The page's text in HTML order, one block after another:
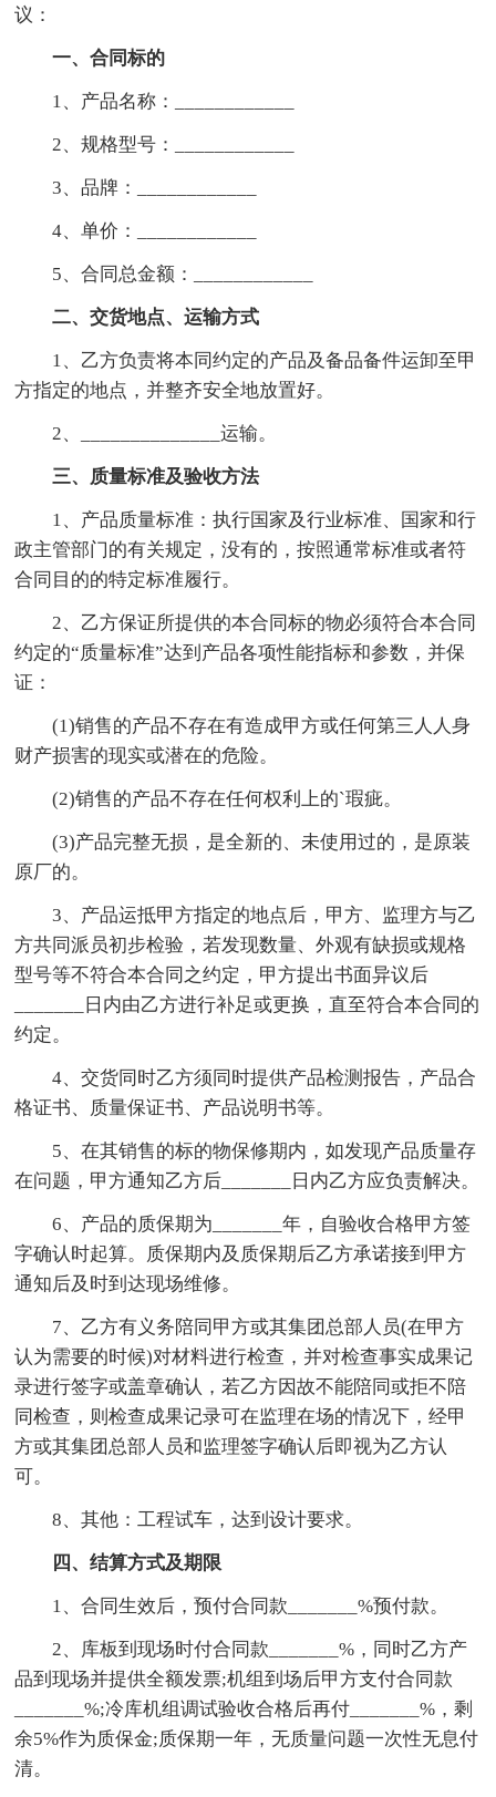
议：
一、合同标的
1、产品名称：____________
2、规格型号：____________
3、品牌：____________
4、单价：____________
5、合同总金额：____________
二、交货地点、运输方式
1、乙方负责将本同约定的产品及备品备件运卸至甲
方指定的地点，并整齐安全地放置好。
2、______________运输。
三、质量标准及验收方法
1、产品质量标准：执行国家及行业标准、国家和行
政主管部门的有关规定，没有的，按照通常标准或者符
合同目的的特定标准履行。
2、乙方保证所提供的本合同标的物必须符合本合同
约定的“质量标准”达到产品各项性能指标和参数，并保
证：
(1)销售的产品不存在有造成甲方或任何第三人人身
财产损害的现实或潜在的危险。
(2)销售的产品不存在任何权利上的`瑕疵。
(3)产品完整无损，是全新的、未使用过的，是原装
原厂的。
3、产品运抵甲方指定的地点后，甲方、监理方与乙
方共同派员初步检验，若发现数量、外观有缺损或规格
型号等不符合本合同之约定，甲方提出书面异议后
_______日内由乙方进行补足或更换，直至符合本合同的
约定。
4、交货同时乙方须同时提供产品检测报告，产品合
格证书、质量保证书、产品说明书等。
5、在其销售的标的物保修期内，如发现产品质量存
在问题，甲方通知乙方后_______日内乙方应负责解决。
6、产品的质保期为_______年，自验收合格甲方签
字确认时起算。质保期内及质保期后乙方承诺接到甲方
通知后及时到达现场维修。
7、乙方有义务陪同甲方或其集团总部人员(在甲方
认为需要的时候)对材料进行检查，并对检查事实成果记
录进行签字或盖章确认，若乙方因故不能陪同或拒不陪
同检查，则检查成果记录可在监理在场的情况下，经甲
方或其集团总部人员和监理签字确认后即视为乙方认
可。
8、其他：工程试车，达到设计要求。
四、结算方式及期限
1、合同生效后，预付合同款_______%预付款。
2、库板到现场时付合同款_______%，同时乙方产
品到现场并提供全额发票;机组到场后甲方支付合同款
_______%;冷库机组调试验收合格后再付_______%，剩
余5%作为质保金;质保期一年，无质量问题一次性无息付
清。